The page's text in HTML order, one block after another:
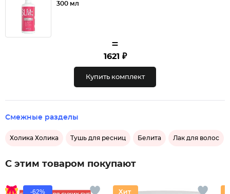
300 мл
=
1621 ₽
Купить комплект
Смежные разделы
Холика Холика Тушь для ресниц Белита Лак для волос
С этим товаром покупают
-62%